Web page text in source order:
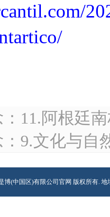
11.阿根廷
9.文化与自
博(中国区)有限公司官网 版权所有.